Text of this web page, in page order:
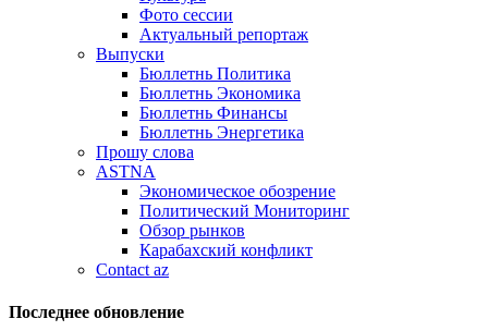
Фото сессии
Актуальный репортаж
Выпуски
Бюллетнь Политика
Бюллетнь Экономика
Бюллетнь Финансы
Бюллетнь Энергетика
Прошу слова
ASTNA
Экономическое обозрение
Политический Мониторинг
Обзор рынков
Карабахский конфликт
Contact az
Последнее обновление